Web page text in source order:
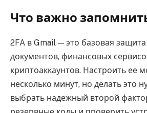
Что важно
2FA в Gmail — это базовая
документов, финансовых
криптоаккаунтов. Настроить ее
несколько минут, но делать это
выбрать надежный второй